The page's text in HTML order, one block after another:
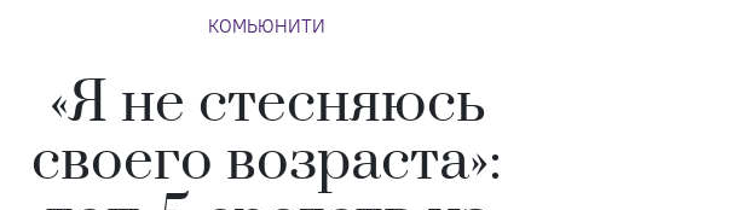
«Я не стесняюсь
своего возраста»:
КОМЬЮНИТИ